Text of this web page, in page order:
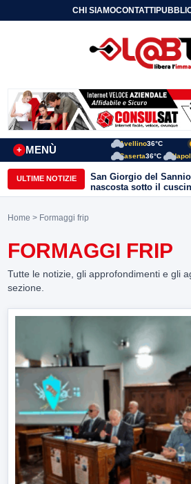
CHI SIAMOCONTATTI
MENÙ
+
Avellino36°C
Caserta36°C
ULTIME NOTIZIE
San Giorgio del
nascosta sotto il
51enne
Home > Formaggi frip
FORMAGGI FRIP
Tutte le notizie, gli approfondimenti e gli
sezione.